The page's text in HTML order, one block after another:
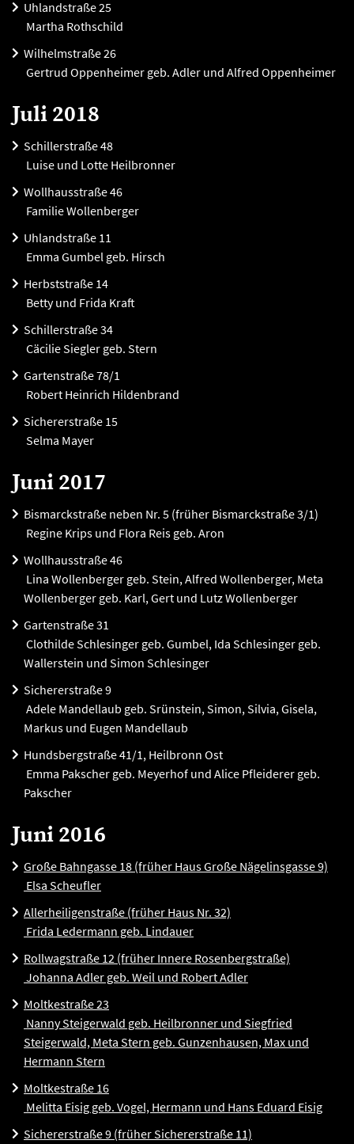
Uhlandstraße 25
Martha Rothschild
Wilhelmstraße 26
Gertrud Oppenheimer geb. Adler und Alfred Oppenheimer
Juli 2018
Schillerstraße 48
Luise und Lotte Heilbronner
Wollhausstraße 46
Familie Wollenberger
Uhlandstraße 11
Emma Gumbel geb. Hirsch
Herbststraße 14
Betty und Frida Kraft
Schillerstraße 34
Cäcilie Siegler geb. Stern
Gartenstraße 78/1
Robert Heinrich Hildenbrand
Sichererstraße 15
Selma Mayer
Juni 2017
Bismarckstraße neben Nr. 5 (früher Bismarckstraße 3/1)
Regine Krips und Flora Reis geb. Aron
Wollhausstraße 46
Lina Wollenberger geb. Stein, Alfred Wollenberger, Meta
Wollenberger geb. Karl, Gert und Lutz Wollenberger
Gartenstraße 31
Clothilde Schlesinger geb. Gumbel, Ida Schlesinger geb.
Wallerstein und Simon Schlesinger
Sichererstraße 9
Adele Mandellaub geb. Srünstein, Simon, Silvia, Gisela,
Markus und Eugen Mandellaub
Hundsbergstraße 41/1, Heilbronn Ost
Emma Pakscher geb. Meyerhof und Alice Pfleiderer geb.
Pakscher
Juni 2016
Große Bahngasse 18 (früher Haus Große Nägelinsgasse 9)
Elsa Scheufler
Allerheiligenstraße (früher Haus Nr. 32)
Frida Ledermann geb. Lindauer
Rollwagstraße 12 (früher Innere Rosenbergstraße)
Johanna Adler geb. Weil und Robert Adler
Moltkestraße 23
Nanny Steigerwald geb. Heilbronner und Siegfried
Steigerwald, Meta Stern geb. Gunzenhausen, Max und
Hermann Stern
Moltkestraße 16
Melitta Eisig geb. Vogel, Hermann und Hans Eduard Eisig
Sichererstraße 9 (früher Sichererstraße 11)